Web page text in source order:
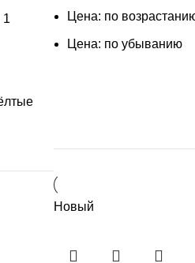
1 Цена: по
Цена: по убыванию
Новый